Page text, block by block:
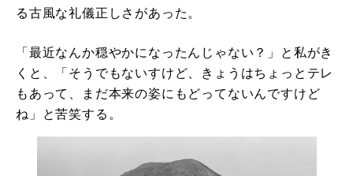
る古風な礼儀正しさがあった。
「最近なんか穏やかになったんじゃない？」と私がき
くと、「そうでもないすけど、きょうはちょっとテレ
もあって、まだ本来の姿にもどってないんですけど
ね」と苦笑する。